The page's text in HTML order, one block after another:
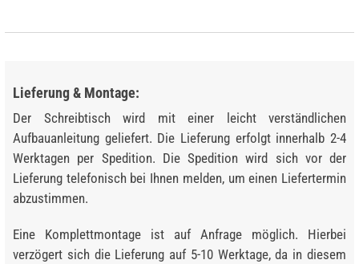
Lieferung & Montage:
Der Schreibtisch wird mit einer leicht verständlichen
Aufbauanleitung geliefert. Die Lieferung erfolgt innerhalb 2-4
Werktagen per Spedition. Die Spedition wird sich vor der
Lieferung telefonisch bei Ihnen melden, um einen Liefertermin
abzustimmen.
Eine Komplettmontage ist auf Anfrage möglich. Hierbei
verzögert sich die Lieferung auf 5-10 Werktage, da in diesem